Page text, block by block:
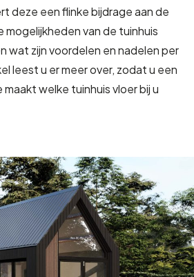
deze een flinke bijdrage aan de
mogelijkheden van de tuinhuis
wat zijn voordelen en nadelen per
leest u er meer over, zodat u een
welke tuinhuis vloer bij u